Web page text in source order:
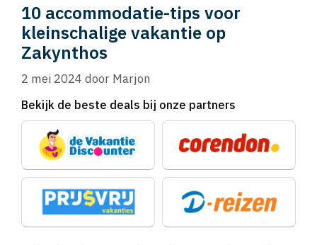
10 accommodatie-tips voor
kleinschalige vakantie op
Zakynthos
2 mei 2024 door Marjon
Bekijk de beste deals bij onze partners